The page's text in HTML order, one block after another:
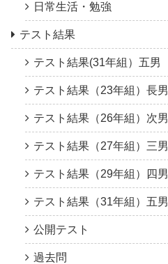
日常生活・勉強
テスト結果
テスト結果(31年組）五男
テスト結果（23年組）長男
テスト結果（26年組）次男
テスト結果（27年組）三男
テスト結果（29年組）四男
テスト結果（31年組）五男
公開テスト
過去問